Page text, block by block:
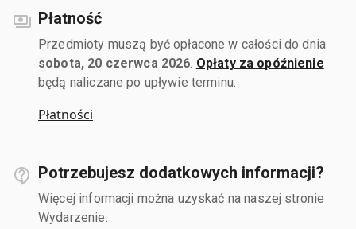
Płatność
Przedmioty muszą być opłacone w całości do dnia
sobota, 20 czerwca 2026 Opłaty za opóźnienie
będą naliczane po upływie terminu.
Płatności
Potrzebujesz dodatkowych informacji?
Więcej informacji można uzyskać na naszej stronie
Wydarzenie.